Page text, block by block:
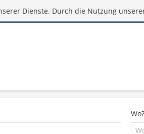
Dienste. Durch die Nutzung
Wo?